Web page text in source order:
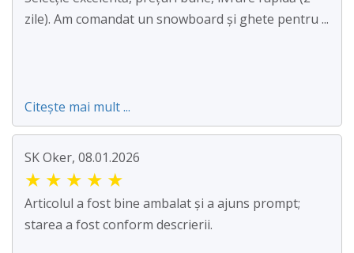
zile). Am comandat un snowboard și ghete pentru ...
Citește mai mult ...
SK Oker, 08.01.2026
★ ★ ★ ★ ★
Articolul a fost bine ambalat și a ajuns prompt;
starea a fost conform descrierii.